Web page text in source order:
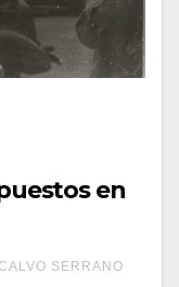
en
SERRANO